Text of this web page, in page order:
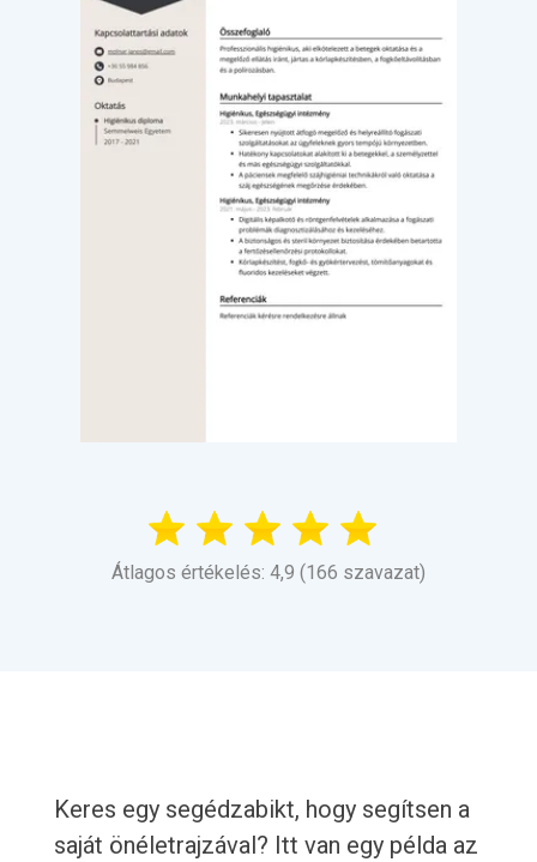
Átlagos értékelés: 4,9 (166 szavazat)
Keres egy segédzabikt, hogy segítsen a
saját önéletrajzával? Itt van egy példa az